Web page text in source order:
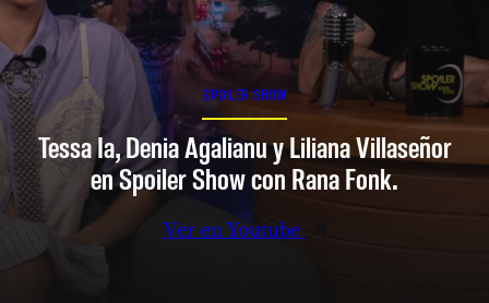
SPOILER SHOW
Tessa Ia, Denia Agalianu y Liliana Villaseñor
en Spoiler Show con Rana Fonk.
Ver en Youtube